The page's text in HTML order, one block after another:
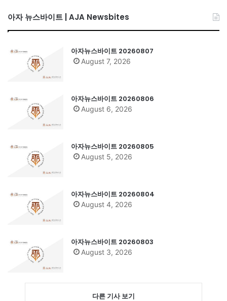
아자 뉴스바이트 | AJA Newsbites
아자뉴스바이트 20260807
August 7, 2026
아자뉴스바이트 20260806
August 6, 2026
아자뉴스바이트 20260805
August 5, 2026
아자뉴스바이트 20260804
August 4, 2026
아자뉴스바이트 20260803
August 3, 2026
다른 기사 보기